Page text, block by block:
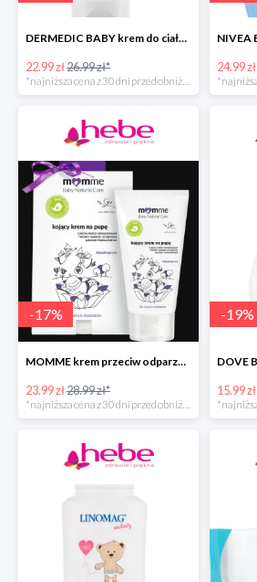
DERMEDIC BABY krem do ciała dla dzieci
22.99 zł26.99 zł* 24.99 zł
-17%
MOMME krem przeciw odparzeniom
23.99 zł28.99 zł*
-19%
15.99 zł